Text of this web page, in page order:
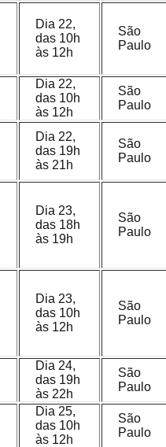
Dia 22,
das 10h
às 12h
São
Paulo
Dia 22,
das 10h
às 12h
São
Paulo
Dia 22,
das 19h
às 21h
São
Paulo
Dia 23,
das 18h
às 19h
São
Paulo
Dia 23,
das 10h
às 12h
São
Paulo
Dia 24,
das 19h
às 22h
São
Paulo
Dia 25,
das 10h
às 12h
São
Paulo